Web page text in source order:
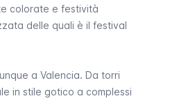
colorate e festività
delle quali è il festival
a Valencia. Da torri
in stile gotico a complessi